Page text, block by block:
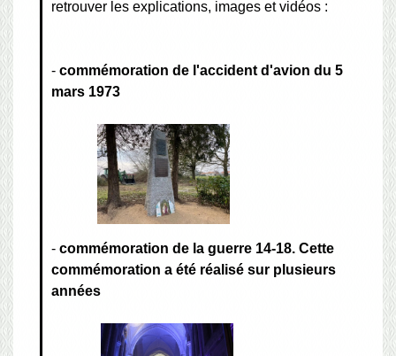
retrouver les explications, images et vidéos :
- commémoration de l'accident d'avion du 5
mars 1973
- commémoration de la guerre 14-18. Cette
commémoration a été réalisé sur plusieurs
années